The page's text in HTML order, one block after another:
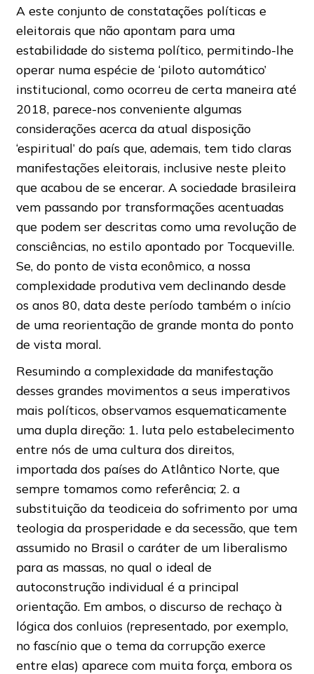
A este conjunto de constatações políticas e
eleitorais que não apontam para uma
estabilidade do sistema político, permitindo-lhe
operar numa espécie de ‘piloto automático’
institucional, como ocorreu de certa maneira até
2018, parece-nos conveniente algumas
considerações acerca da atual disposição
‘espiritual’ do país que, ademais, tem tido claras
manifestações eleitorais, inclusive neste pleito
que acabou de se encerar. A sociedade brasileira
vem passando por transformações acentuadas
que podem ser descritas como uma revolução de
consciências, no estilo apontado por Tocqueville.
Se, do ponto de vista econômico, a nossa
complexidade produtiva vem declinando desde
os anos 80, data deste período também o início
de uma reorientação de grande monta do ponto
de vista moral.
Resumindo a complexidade da manifestação
desses grandes movimentos a seus imperativos
mais políticos, observamos esquematicamente
uma dupla direção: 1. luta pelo estabelecimento
entre nós de uma cultura dos direitos,
importada dos países do Atlântico Norte, que
sempre tomamos como referência; 2. a
substituição da teodiceia do sofrimento por uma
teologia da prosperidade e da secessão, que tem
assumido no Brasil o caráter de um liberalismo
para as massas, no qual o ideal de
autoconstrução individual é a principal
orientação. Em ambos, o discurso de rechaço à
lógica dos conluios (representado, por exemplo,
no fascínio que o tema da corrupção exerce
entre elas) aparece com muita força, embora os